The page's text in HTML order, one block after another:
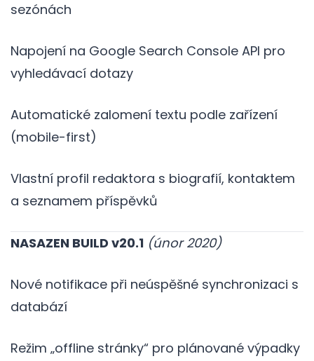
sezónách
Napojení na Google Search Console API pro
vyhledávací dotazy
Automatické zalomení textu podle zařízení
(mobile-first)
Vlastní profil redaktora s biografií, kontaktem
a seznamem příspěvků
NASAZEN BUILD v20.1 (únor 2020)
Nové notifikace při neúspěšné synchronizaci s
databází
Režim „offline stránky“ pro plánované výpadky